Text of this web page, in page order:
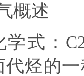
概述
式：
烃的